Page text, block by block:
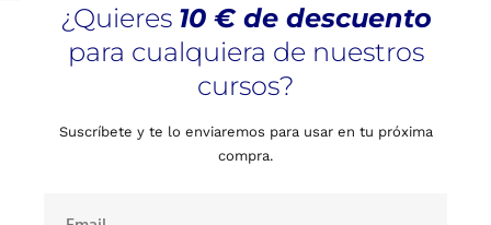
Cómo evitar la contaminación
cruzada en 5 sencillos pasos.
¿Quieres 10 € de descuento
para cualquiera de nuestros
cursos?
Suscríbete y te lo enviaremos para usar en tu próxima
compra.